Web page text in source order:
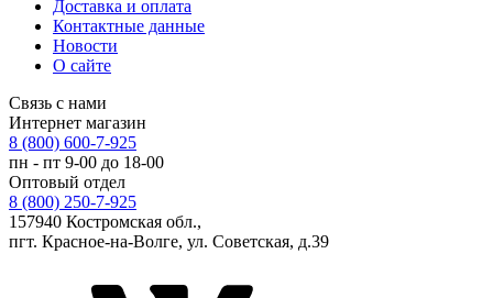
Доставка и оплата
Контактные данные
Новости
О сайте
Связь с нами
Интернет магазин
8 (800) 600-7-925
пн - пт 9-00 до 18-00
Оптовый отдел
8 (800) 250-7-925
157940 Костромская обл.,
пгт. Красное-на-Волге, ул. Советская, д.39